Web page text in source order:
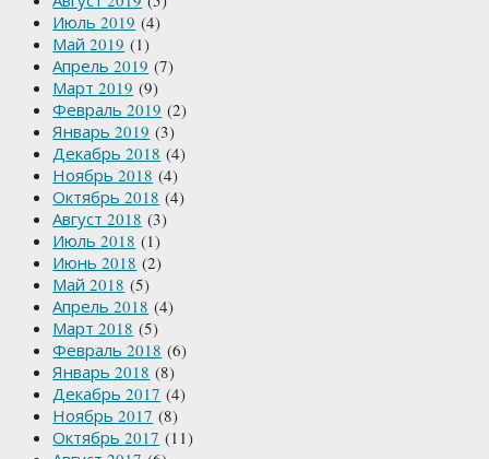
Июль 2019 (4)
Май 2019 (1)
Апрель 2019 (7)
Март 2019 (9)
Февраль 2019 (2)
Январь 2019 (3)
Декабрь 2018 (4)
Ноябрь 2018 (4)
Октябрь 2018 (4)
Август 2018 (3)
Июль 2018 (1)
Июнь 2018 (2)
Май 2018 (5)
Апрель 2018 (4)
Март 2018 (5)
Февраль 2018 (6)
Январь 2018 (8)
Декабрь 2017 (4)
Ноябрь 2017 (8)
Октябрь 2017 (11)